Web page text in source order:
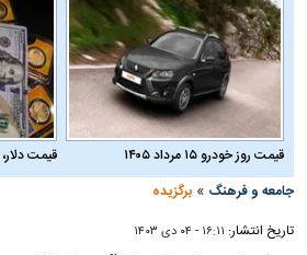
قیمت روز خودرو ۱۵ مرداد ۱۴۰۵
قیمت دلار، طلا
جامعه و فرهنگ »برگزیده
تاریخ انتشار: ۱۶:۱۱ - ۰۴ دی ۱۴۰۳